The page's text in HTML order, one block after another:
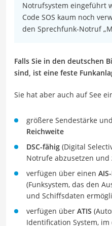
Notrufsystem eingeführt
Code SOS kaum noch
den Sprechfunk-Notruf
Falls Sie in den deutschen
sind, ist eine feste
Sie hat aber auch auf See
größere Sendestärke
Reichweite
DSC-fähig (Digital
Notrufe abzusetzen und
verfügen über einen
(Funksystem, das den
und Schiffsdaten
verfügen über ATIS
Identification System,